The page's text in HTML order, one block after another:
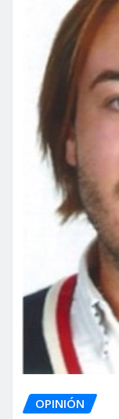
OPINIÓN